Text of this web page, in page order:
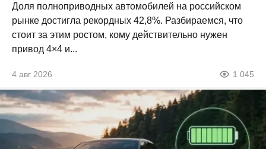
Доля полноприводных автомобилей на российском
рынке достигла рекордных 42,8%. Разбираемся, что
стоит за этим ростом, кому действительно нужен
привод 4×4 и...
4 авг 2026 1 045